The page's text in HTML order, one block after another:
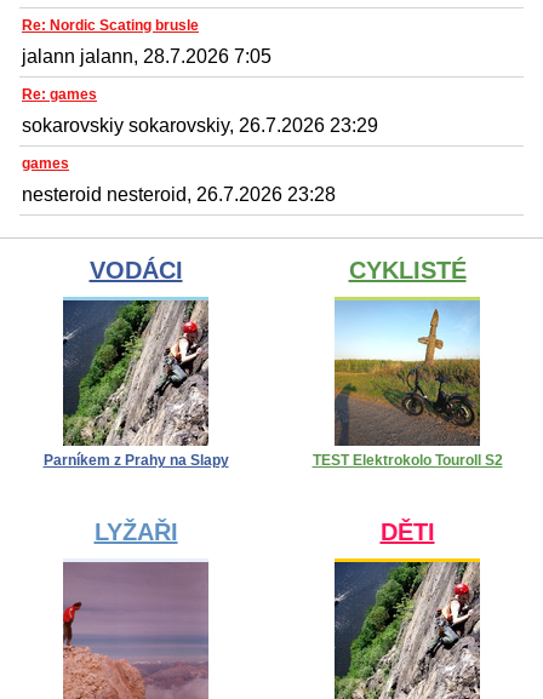
Re: Nordic Scating brusle
jalann jalann, 28.7.2026 7:05
Re: games
sokarovskiy sokarovskiy, 26.7.2026 23:29
games
nesteroid nesteroid, 26.7.2026 23:28
VODÁCI
Parníkem z Prahy na Slapy
CYKLISTÉ
TEST Elektrokolo Touroll S2
LYŽAŘI DĚTI